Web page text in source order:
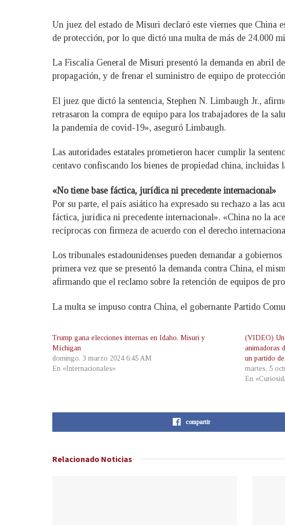
Un juez del estado de Misuri declaró este viernes que China
de protección, por lo que dictó una multa de más de 24.000
La Fiscalía General de Misuri presentó la demanda en abril
propagación, y de frenar el suministro de equipo de
El juez que dictó la sentencia, Stephen N. Limbaugh Jr.,
retrasaron la compra de equipo para los trabajadores de la
la pandemia de covid-19», aseguró Limbaugh.
Las autoridades estatales prometieron hacer cumplir la
centavo confiscando los bienes de propiedad china,
«No tiene base fáctica, jurídica ni precedente internacional»
Por su parte, el país asiático ha expresado su rechazo a las
fáctica, jurídica ni precedente internacional». «China no la
recíprocas con firmeza de acuerdo con el derecho
Los tribunales estadounidenses pueden demandar a
primera vez que se presentó la demanda contra China, el
afirmando que el reclamo sobre la retención de equipos de
La multa se impuso contra China, el gobernante Partido
Trump gana elecciones internas en Idaho, Misuri y
Míchigan
domingo, 3 marzo 2024 6:45 AM
En «Internacionales»
(VIDEO) Un
animadoras
un partido
martes, 5
En
compartir
Relacionado Noticias